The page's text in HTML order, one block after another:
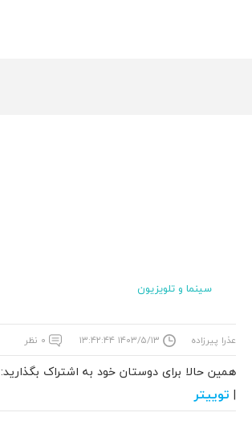
سینما و تلویزیون
عذرا پیرزاده ۱۴۰۳/۵/۱۳ ۱۳:۴۲:۴۴ ۰ نظر
همین حالا برای دوستان خود به اشتراک بگذارید:
| توییتر